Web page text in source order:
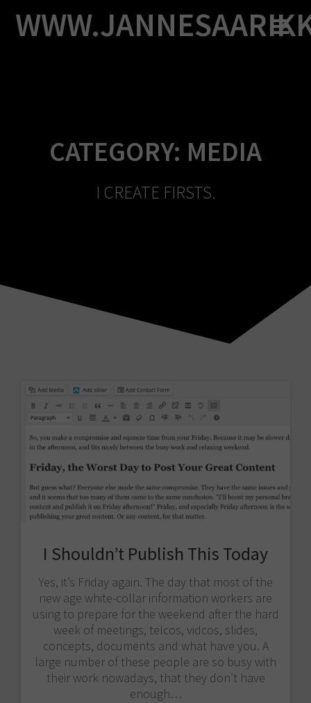
to
content
CATEGORY: MEDIA
I CREATE FIRSTS.
I Shouldn’t Publish This Today
Yes, it’s Friday again. The day that most of the
new age white-collar information workers are
using to prepare for the weekend after the hard
week of meetings, telcos, vidcos, slides,
concepts, documents and what have you. A
large number of these people are so busy with
their work nowadays, that they don’t have
enough…